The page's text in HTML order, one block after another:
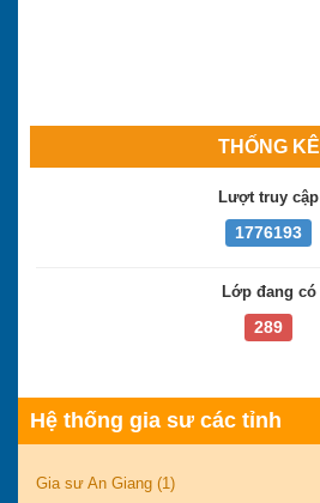
THỐNG KÊ
Lượt truy cập
1776193
Lớp đang có
289
Hệ thống gia sư các tỉnh
Gia sư An Giang (1)